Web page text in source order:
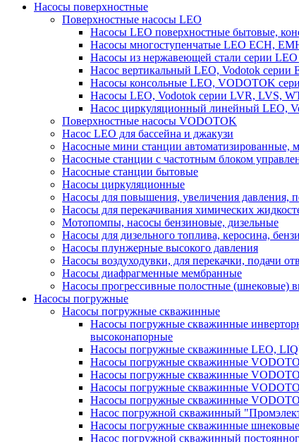
Насосы поверхностные
Поверхностные насосы LEO
Насосы LEO поверхностные бытовые,
Насосы многоступенчатые LEO ECH,
Насосы из нержавеющей стали серии
Насос вертикальный LEO, Vodotok серии
Насосы консольные LEO, VODOTOK
Насосы LEO, Vodotok серии LVR, LVS,
Насос циркуляционный линейный LEO,
Поверхностные насосы VODOTOK
Насос LEO для бассейна и джакузи
Насосные мини станции автоматизированные,
Насосные станции с частотным блоком
Насосные станции бытовые
Насосы циркуляционные
Насосы для повышения, увеличения давления,
Насосы для перекачивания химических
Мотопомпы, насосы бензиновые, дизельные
Насосы для дизельного топлива, керосина,
Насосы плунжерные высокого давления
Насосы воздуходувки, для перекачки, подачи
Насосы диафрагменные мембранные
Насосы прогрессивные полостные (шнековые)
Насосы погружные
Насосы погружные скважинные
Насосы погружные скважинные
высоконапорные
Насосы погружные скважинные LEO,
Насосы погружные скважинные
Насосы погружные скважинные
Насосы погружные скважинные
Насосы погружные скважинные
Насос погружной скважинный
Насосы погружные скважинные
Насос погружной скважинный